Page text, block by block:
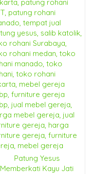
Patung Yesus
Memberkati Kayu Jati